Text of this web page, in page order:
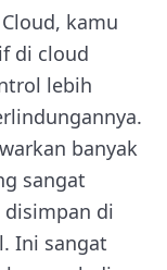
kamu
di cloud
lebih
banyak
sangat
di
Ini sangat